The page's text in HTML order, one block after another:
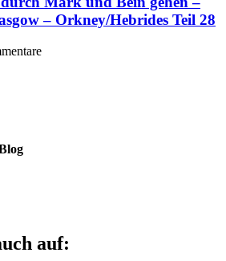
– Orkney/Hebrides Teil 28
auf: